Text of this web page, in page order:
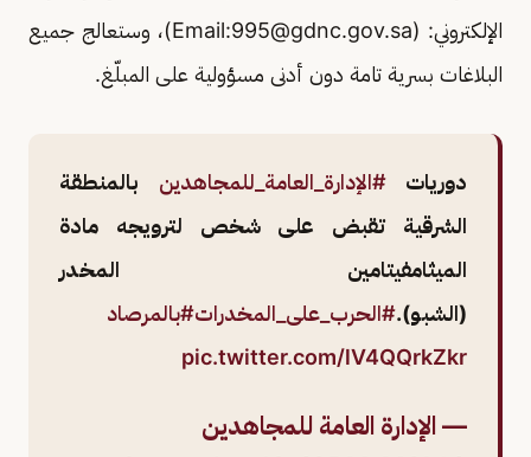
الإلكتروني: (Email:995@gdnc.gov.sa
)، وستعالج جميع
البلاغات بسرية تامة دون أدنى مسؤولية على المبلّغ.
دوريات#الإدارة_العامة_للمجاهدين بالمنطقة
الشرقية تقبض على شخص لترويجه مادة
الميثامفيتامين المخدر
(الشبو).#الحرب_على_المخدرات#بالمرصاد
pic.twitter.com/lV4QQrkZkr
— الإدارة العامة للمجاهدين